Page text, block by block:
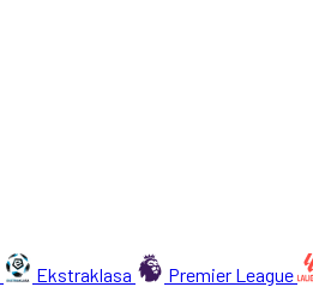
Ekstraklasa Premier League